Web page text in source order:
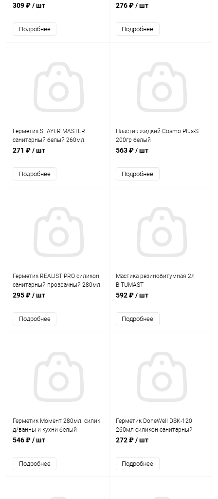
280мл
309 ₽/ шт
Подробнее
276 ₽/ шт
Подробнее
Герметик STAYER MASTER
санитарный белый 260мл.
271 ₽/ шт
Подробнее
Пластик жидкий Cosmo Plus-S
200гр белый
563 ₽/ шт
Подробнее
Герметик REALIST PRO силикон
санитарный прозрачный 280мл
295 ₽/ шт
Подробнее
Мастика резинобитумная 2л
BITUMAST
592 ₽/ шт
Подробнее
Герметик Момент 280мл. силик.
д/ванны и кухни белый
546 ₽/ шт
Подробнее
Герметик DoneWell DSK-120
260мл силикон санитарный
прозрачный
272 ₽/ шт
Подробнее